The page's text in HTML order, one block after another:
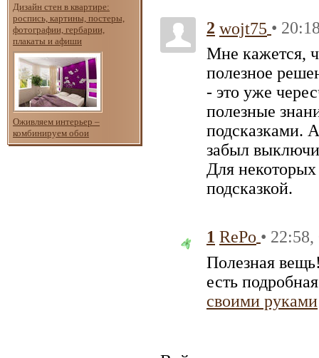
Дизайн стен в квартире:
роспись, картины, постеры,
фотографии, гербарии,
плакаты и афиши
Оживляем интерьер –
комбинируем обои
2 wojt75 •
Мне кажется,
полезное
- это уже
полезные
подсказками.
забыл
Для
подсказкой.
1 RePo •
Полезная
есть
своими руками